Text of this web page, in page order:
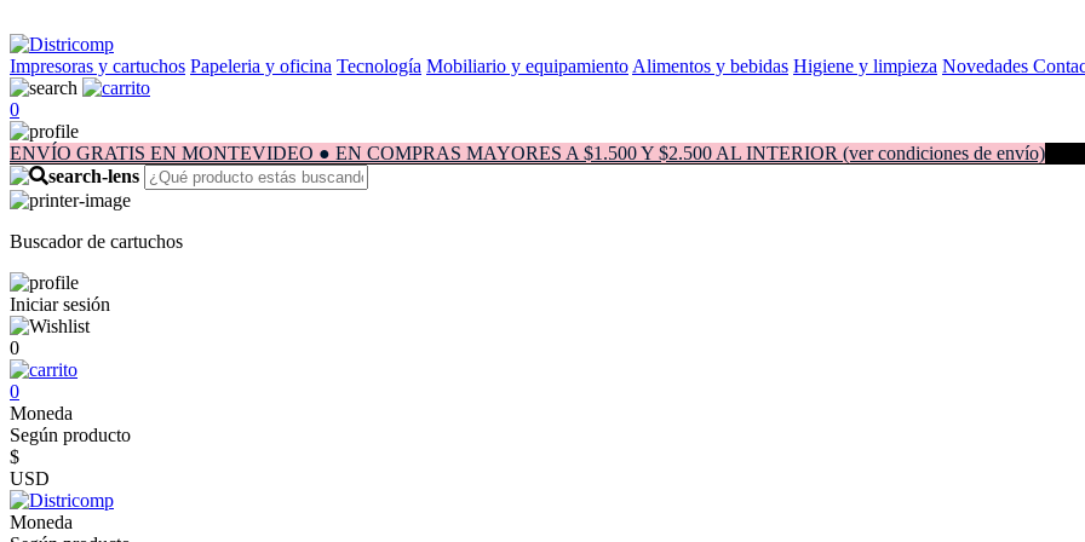
Impresoras y cartuchos Papeleria y oficina Tecnología Mobiliario y equipamiento Alimentos y bebidas Higiene y limpieza Novedades
0
ENVÍO GRATIS EN MONTEVIDEO ● EN COMPRAS MAYORES A $1.500 Y $2.500 AL INTERIOR (ver condiciones de envío)
Buscador de cartuchos
Iniciar sesión
0
0
Moneda
Según producto
$
USD
Moneda